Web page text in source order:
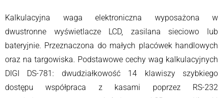
Kalkulacyjna waga elektroniczna wyposażona w
dwustronne wyświetlacze LCD, zasilana sieciowo lub
bateryjnie. Przeznaczona do małych placówek handlowych
oraz na targowiska. Podstawowe cechy wag kalkulacyjnych
DIGI DS-781: dwudziałkowość 14 klawiszy szybkiego
dostępu współpraca z kasami poprzez RS-232